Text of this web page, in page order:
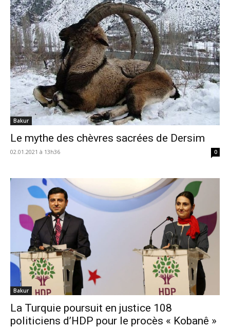
Bakur
Le mythe des chèvres sacrées de Dersim
02.01.2021 à 13h36 0
Bakur
La Turquie poursuit en justice 108
politiciens d’HDP pour le procès « Kobanê »